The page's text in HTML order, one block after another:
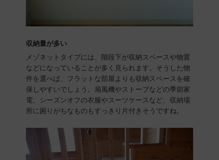
収納量が多い
メゾネットタイプには、階段下が収納スペースや物置
などになっていることが多く見られます。そうした物
件を選べば、フラットな部屋よりも収納スペースを確
保しやすいでしょう。扇風機やストーブなどの季節家
電、シーズンオフの衣服やスーツケースなど、収納場
所に困りがちなものもすっきり片付きそうですね。